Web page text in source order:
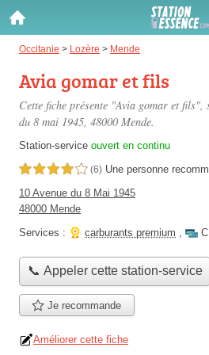
Occitanie > Lozère > Mende
Avia gomar et fils
Cette fiche présente "Avia gomar et fils",
du 8 mai 1945, 48000 Mende.
Station-service ouvert en continu
4,0 étoiles sur 5 (6) Une personne
10 Avenue du 8 Mai 1945
48000 Mende
Services :
carburants premium ,
📞 Appeler cette station-service
Je recommande
Améliorer cette fiche
Gazole :
Disponible
SP 98 :
Disponible
SP 95 :